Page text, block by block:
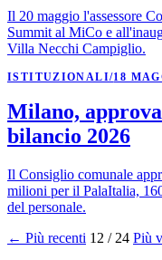
Il 20 maggio l'assessore
Summit al MiCo e
Villa Necchi Campiglio.
ISTITUZIONALI/18
Milano,
bilancio 2026
Il Consiglio comunale
milioni per il PalaItalia,
del personale.
← Più recenti 12 / 24 Più